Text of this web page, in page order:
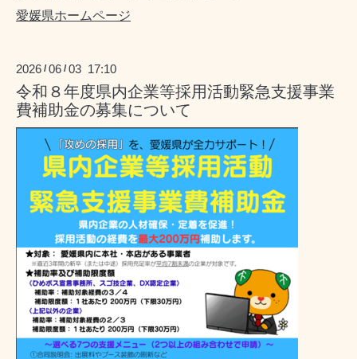
愛媛県ホームページ
2026 /06 /03 17:10
令和８年度県内企業等採用活動緊急支援事業
費補助金の募集について